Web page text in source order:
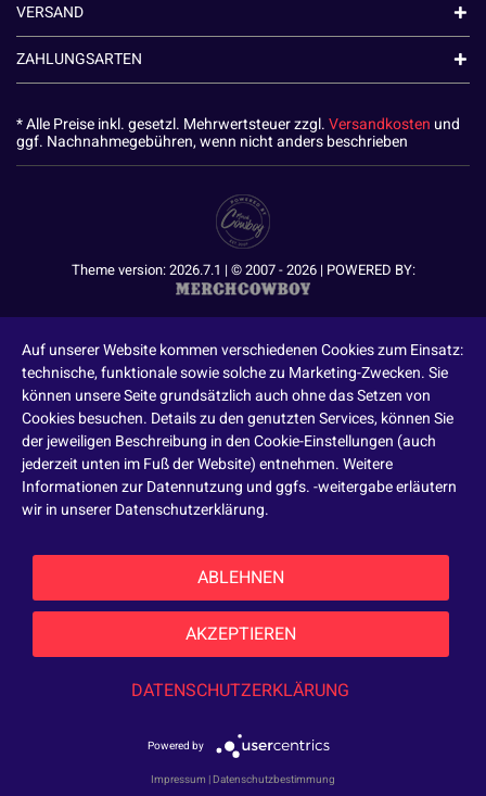
VERSAND
ZAHLUNGSARTEN
* Alle Preise inkl. gesetzl. Mehrwertsteuer zzgl.Versandkosten und
ggf. Nachnahmegebühren, wenn nicht anders beschrieben
Theme version: 2026.7.1 | © 2007 - 2026 | POWERED BY:
Auf unserer Website kommen verschiedenen Cookies zum Einsatz:
technische, funktionale sowie solche zu Marketing-Zwecken. Sie
können unsere Seite grundsätzlich auch ohne das Setzen von
Cookies besuchen. Details zu den genutzten Services, können Sie
der jeweiligen Beschreibung in den Cookie-Einstellungen (auch
jederzeit unten im Fuß der Website) entnehmen. Weitere
Informationen zur Datennutzung und ggfs. -weitergabe erläutern
wir in unserer Datenschutzerklärung.
ABLEHNEN
AKZEPTIEREN
DATENSCHUTZERKLÄRUNG
Powered by
Impressum | Datenschutzbestimmung